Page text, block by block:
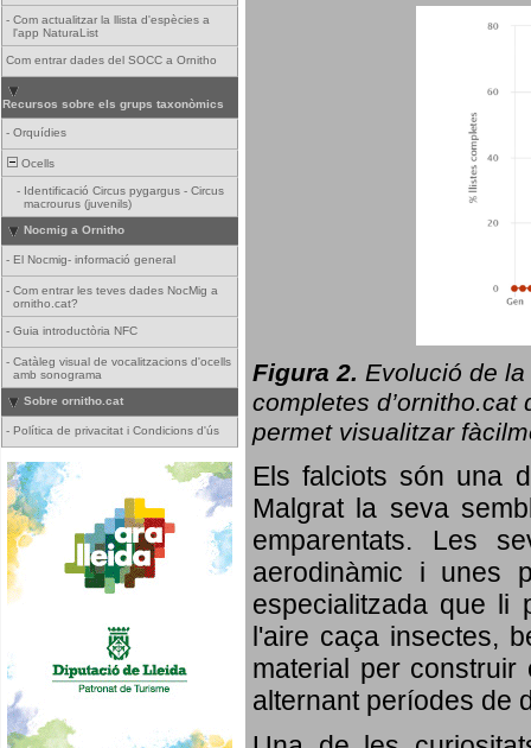
- Com actualitzar la llista d'espècies a
l'app NaturaList
Com entrar dades del SOCC a Ornitho
Recursos sobre els grups taxonòmics
- Orquídies
Ocells
- Identificació Circus pygargus - Circus
macrourus (juvenils)
Nocmig a Ornitho
- El Nocmig- informació general
- Com entrar les teves dades NocMig a
ornitho.cat?
- Guia introductòria NFC
- Catàleg visual de vocalitzacions d'ocells
amb sonograma
Sobre ornitho.cat
- Política de privacitat i Condicions d'ús
Figura 2. Evolució de la
completes d’ornitho.cat
permet visualitzar
Els falciots són una
Malgrat la seva
emparentats. Les
aerodinàmic i unes
especialitzada que li
l'aire caça insectes,
material per
alternant períodes de